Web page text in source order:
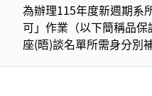
為辦理115年度新週期系
可」作業（以下簡稱品
座(晤)談名單所需身分別